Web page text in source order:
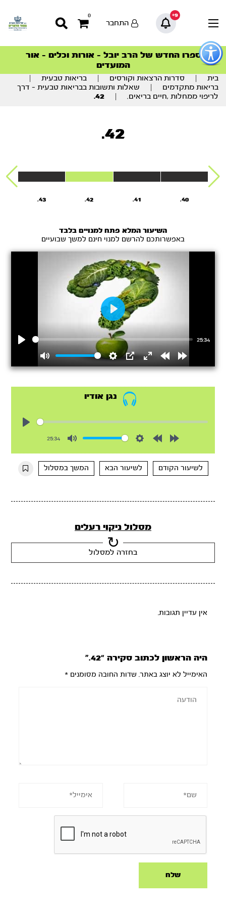
כפתור
לפתיחת
תפריט
9+
0
התחבר
סדרות הפודקאסטים
הסדרה המובילה החודש – דרך המלך
ספרו החדש של הרב יובל – אורות וכלים – אור
המועדים
הצטרפו למהפכת הבריאות הטבעית >
סדרות הפודקאסטים
הסדרה המובילה החודש – דרך המלך
תוכן
מרכזי
בית סדרות הרצאות וקורסים בריאות טבעית
בריאות מתקדמים
שאלות ותשובות בבריאות טבעית – דרך
לריפוי ממחלות ,חיים בריאים.
42.
42.
40.
41.
42.
43.
השיעור המלא פתח למנויים בלבד
באפשרותכם להרשם למנוי חינם למשך שבועיים
25:34
Mute Settings
PIP
EnterRewindForward
Play
נגן אודיו
25:34
10s
10s
לשיעור הקודם
לשיעור הבא המשך במסלול
מסלול ניקוי רעלים
בחזרה למסלול
אין עדיין תגובות.
היה הראשון לכתוב סקירה “42.”
האימייל לא יוצג באתר. שדות החובה מסומנים*